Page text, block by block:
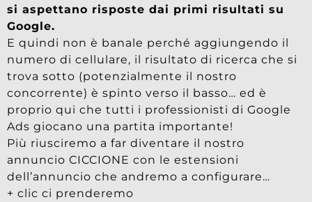
si aspettano risposte dai primi risultati su
Google.
E quindi non è banale perché aggiungendo il
numero di cellulare, il risultato di ricerca che si
trova sotto (potenzialmente il nostro
concorrente) è spinto verso il basso… ed è
proprio qui che tutti i professionisti di Google
Ads giocano una partita importante!
Più riusciremo a far diventare il nostro
annuncio CICCIONE con le estensioni
dell’annuncio che andremo a configurare…
+ clic ci prenderemo